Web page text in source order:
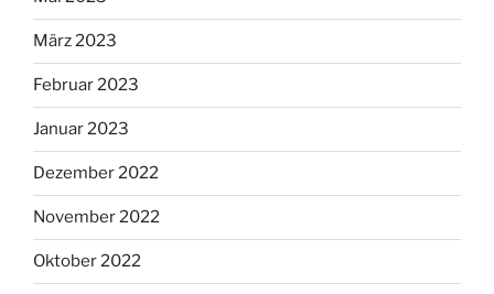
März 2023
Februar 2023
Januar 2023
Dezember 2022
November 2022
Oktober 2022